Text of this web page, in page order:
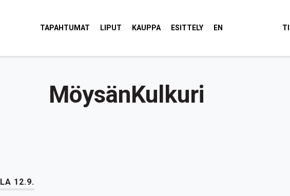
TAPAHTUMAT LIPUT KAUPPA ESITTELY EN
MöysänKulkuri
LA 12.9.